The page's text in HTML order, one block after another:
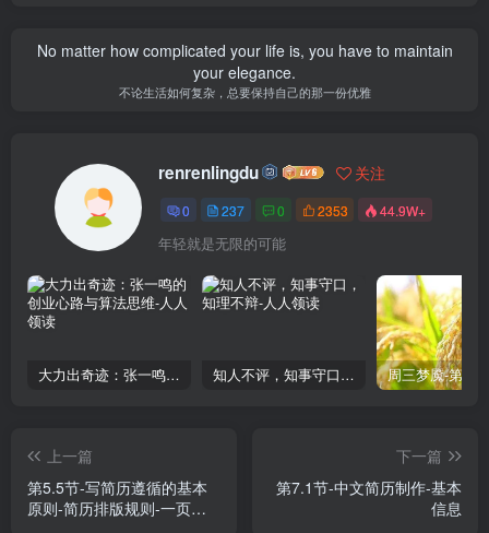
No matter how complicated your life is, you have to maintain
your elegance.
不论生活如何复杂，总要保持自己的那一份优雅
renrenlingdu 关注
0 237 0 2353 44.9W+
年轻就是无限的可能
大力出奇迹：张一鸣的创业心路与算法思维 知人不评，知事守口，知理不辩
上一篇
第5.5节-写简历遵循的基本
原则-简历排版规则-一页纸
下一篇
​第7.1节-中文简历制作-基本
信息